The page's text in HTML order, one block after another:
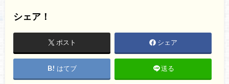
シェア！
ポスト シェア
はてブ 送る